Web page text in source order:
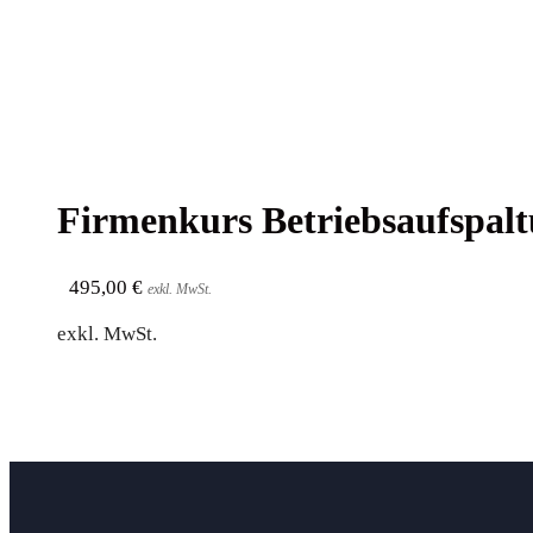
Fir­men­kurs
495,00 € exkl. MwSt.
exkl. MwSt.